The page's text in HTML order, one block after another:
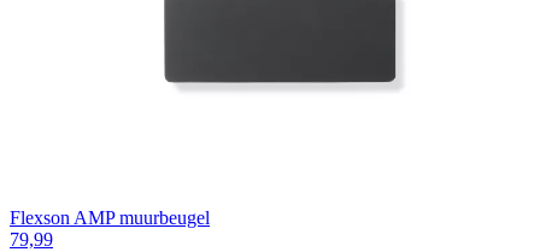
Flexson AMP muurbeugel
79,99